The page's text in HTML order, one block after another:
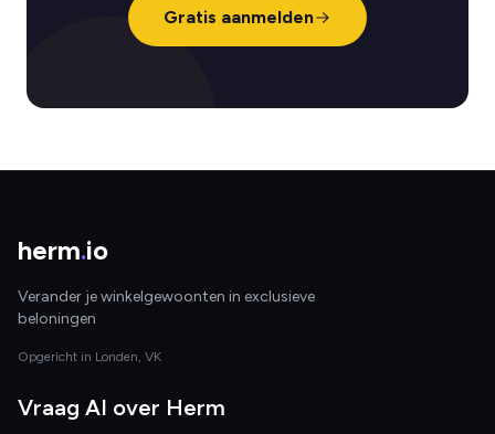
Gratis aanmelden
herm.io
Verander je winkelgewoonten in exclusieve
beloningen
Opgericht in Londen, VK
Vraag AI over Herm